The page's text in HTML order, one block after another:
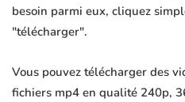
besoin parmi eux, cliquez
"télécharger".
Vous pouvez télécharger des
fichiers mp4 en qualité 240p,